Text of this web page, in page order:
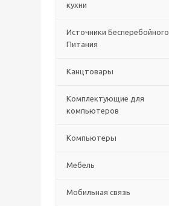
кухни
Источники Бесперебойного
Питания
Канцтовары
Комплектующие для
компьютеров
Компьютеры
Мебель
Мобильная связь